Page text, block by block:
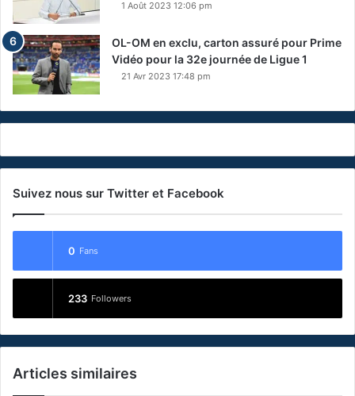
1 Août 2023 12:06 pm
OL-OM en exclu, carton assuré pour Prime
Vidéo pour la 32e journée de Ligue 1
21 Avr 2023 17:48 pm
Suivez nous sur Twitter et Facebook
0 Fans
233 Followers
Articles similaires